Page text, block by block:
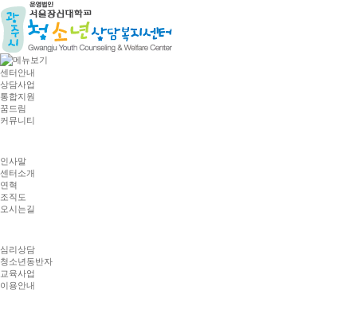
센터안내
상담사업
통합지원
꿈드림
커뮤니티
인사말
센터소개
연혁
조직도
오시는길
심리상담
청소년동반자
교육사업
이용안내